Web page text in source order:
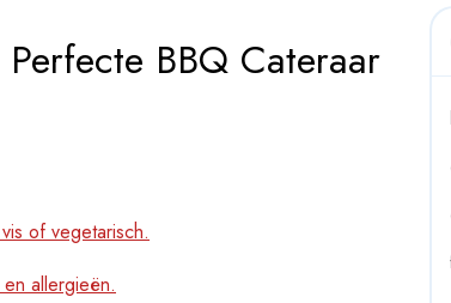
BBQ Cateraar
of vegetarisch.
allergieën.